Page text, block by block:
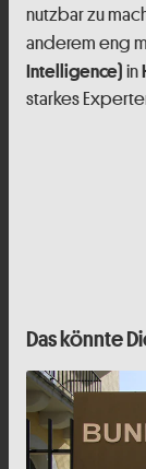
nutzbar zu
anderem eng
Intelligence) in
starkes
Das könnte